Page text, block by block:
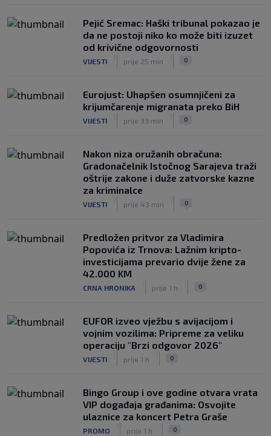
Pejić Sremac: Haški tribunal pokazao je
da ne postoji niko ko može biti izuzet
od krivične odgovornosti
VIJESTI prije 25 min 0
Eurojust: Uhapšen osumnjičeni za
krijumčarenje migranata preko BiH
VIJESTI prije 33 min 0
Nakon niza oružanih obračuna:
Gradonačelnik Istočnog Sarajeva traži
oštrije zakone i duže zatvorske kazne
za kriminalce
VIJESTI prije 43 min 0
Predložen pritvor za Vladimira
Popovića iz Trnova: Lažnim kripto-
investicijama prevario dvije žene za
42.000 KM
CRNA HRONIKA prije 1 h 0
EUFOR izveo vježbu s avijacijom i
vojnim vozilima: Pripreme za veliku
operaciju "Brzi odgovor 2026"
VIJESTI prije 1 h 0
Bingo Group i ove godine otvara vrata
VIP događaja građanima: Osvojite
ulaznice za koncert Petra Graše
PROMO prije 1 h 0